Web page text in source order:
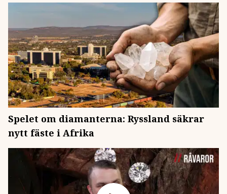
Spelet om diamanterna: Ryssland säkrar
nytt fäste i Afrika